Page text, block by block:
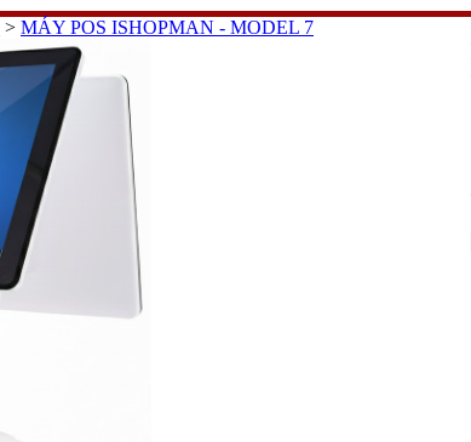
> MÁY POS ISHOPMAN - MODEL 7